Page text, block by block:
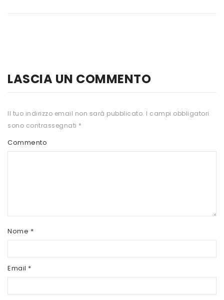
NAMED SPORT
NATIVA INTEGRATORI
NATURAL POINT
PRO ACTION
SCITEC NUTRITION
SEVEN NUTRITION
LASCIA UN COMMENTO
Il tuo indirizzo email non sarà pubblicato. I campi obbligatori
sono contrassegnati *
Commento
Nome *
Email *